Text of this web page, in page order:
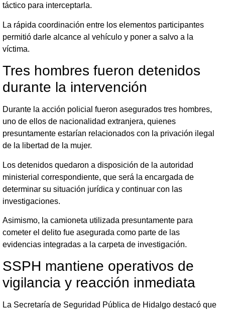
táctico para interceptarla.
La rápida coordinación entre los elementos participantes
permitió darle alcance al vehículo y poner a salvo a la
víctima.
Tres hombres fueron detenidos
durante la intervención
Durante la acción policial fueron asegurados tres hombres,
uno de ellos de nacionalidad extranjera, quienes
presuntamente estarían relacionados con la privación ilegal
de la libertad de la mujer.
Los detenidos quedaron a disposición de la autoridad
ministerial correspondiente, que será la encargada de
determinar su situación jurídica y continuar con las
investigaciones.
Asimismo, la camioneta utilizada presuntamente para
cometer el delito fue asegurada como parte de las
evidencias integradas a la carpeta de investigación.
SSPH mantiene operativos de
vigilancia y reacción inmediata
La Secretaría de Seguridad Pública de Hidalgo destacó que